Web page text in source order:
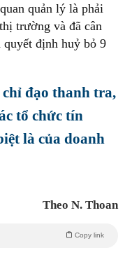
quản lý là phải
trường và đã cân
định huỷ bỏ 9
đạo thanh tra,
tổ chức tín
là của doanh
Theo N. Thoan
Copy link